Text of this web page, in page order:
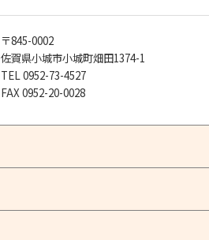
〒845-0002
佐賀県小城市小城町畑田1374-1
TEL 0952-73-4527
FAX 0952-20-0028